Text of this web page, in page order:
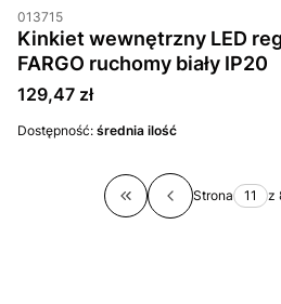
013715
Kinkiet wewnętrzny LED
FARGO ruchomy biały IP20
Cena
129,47 zł
Dostępność: średnia ilość
Wróć do pierwszej
Strona z